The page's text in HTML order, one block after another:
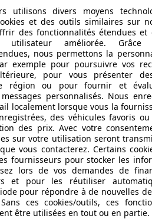
toute responsabilité concernant
Haut
plateforme en ligne de
utilisons divers moyens
et des outils similaires sur
des fonctionnalités étendues et
utilisateur améliorée.
nous permettons la
exemple pour poursuivre vos
pour vous présenter
région ou pour fournir et
personnalisés. Nous
localement lorsque vous la
des véhicules favoris
des prix. Avec votre
sur votre utilisation seront
vous contacterez. Certains
fournisseurs pour stocker les
lors de vos demandes de
et pour les réutiliser
pour répondre à de nouvelles
ces cookies/outils, ces
être utilisées en tout ou en partie.